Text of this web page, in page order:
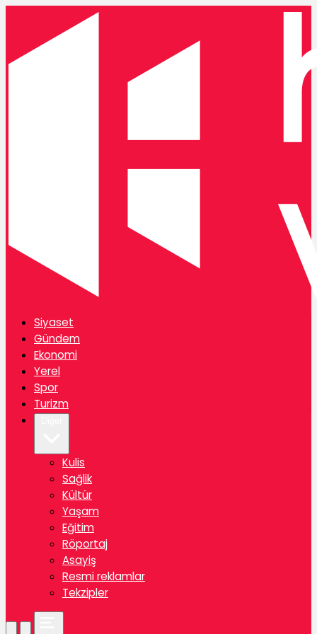
Siyaset
Gündem
Ekonomi
Yerel
Spor
Turizm
Kulis
Sağlik
Kültür
Yaşam
Eğitim
Röportaj
Asayiş
Resmi reklamlar
Tekzipler